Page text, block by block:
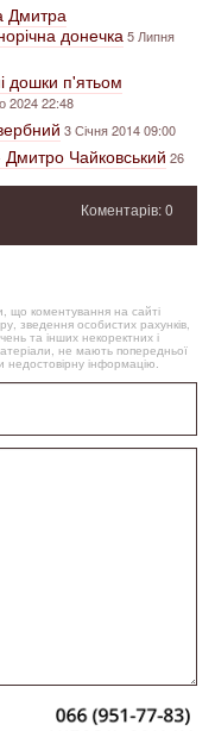
Дмитра
донечка 5 Липня
дошки п'ятьом
2024 22:48
3 Січня 2014 09:00
Чайковський 26
Коментарів: 0
що коментування на сайті
зведення особистих рахунків,
та інших некоректних і
не мають попередньої
недостовірну інформацію.